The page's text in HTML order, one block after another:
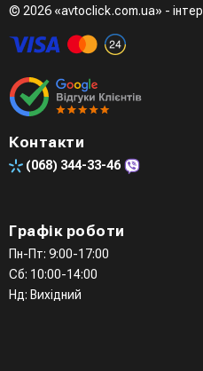
Четвертий варіант -
(viber, telegram)
© 2026 «avtoclick.com.ua» -
Контакти
(068) 344-33-46
Графік роботи
Пн-Пт: 9:00-17:00
Сб: 10:00-14:00
Нд: Вихідний